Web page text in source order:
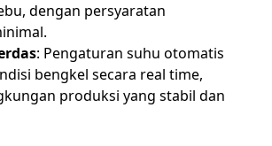
dengan persyaratan
: Pengaturan suhu otomatis
bengkel secara real time,
produksi yang stabil dan